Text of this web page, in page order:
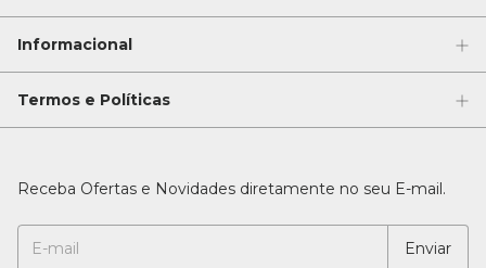
Informacional
Termos e Políticas
Receba Ofertas e Novidades diretamente no seu E-mail.